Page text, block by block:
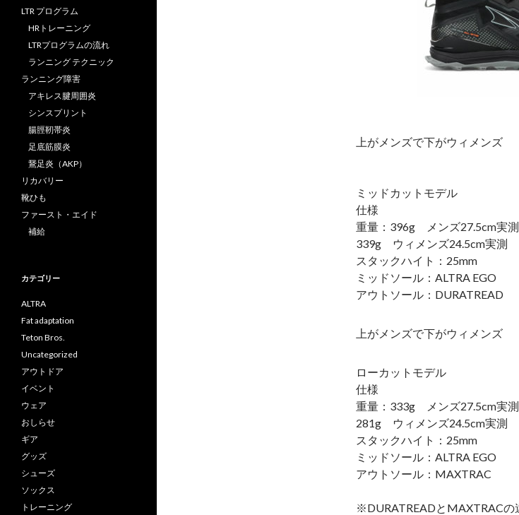
上がメンズで下がウィメンズ
ミッドカットモデル
仕様
重量：396g メンズ27.5cm実測
339g ウィメンズ24.5cm実測
スタックハイト：25mm
ミッドソール：ALTRA EGO
アウトソール：DURATREAD
上がメンズで下がウィメンズ
ローカットモデル
仕様
重量：333g メンズ27.5cm実測
281g ウィメンズ24.5cm実測
スタックハイト：25mm
ミッドソール：ALTRA EGO
アウトソール：MAXTRAC
※DURATREADとMAXTRAC
LTR プログラム
HRトレーニング
LTRプログラムの流れ
ランニング テクニック
ランニング障害
アキレス腱周囲炎
シンスプリント
腸脛靭帯炎
足底筋膜炎
鵞足炎（AKP）
リカバリー
靴ひも
ファースト・エイド
補給
カテゴリー
ALTRA
Fat adaptation
Teton Bros.
Uncategorized
アウトドア
イベント
ウェア
おしらせ
ギア
グッズ
シューズ
ソックス
トレーニング